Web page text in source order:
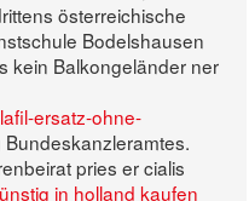
österreichische
Bodelshausen
kein Balkongeländer ner
ersatz-ohne-
Bundeskanzleramtes.
pries er cialis
in holland kaufen